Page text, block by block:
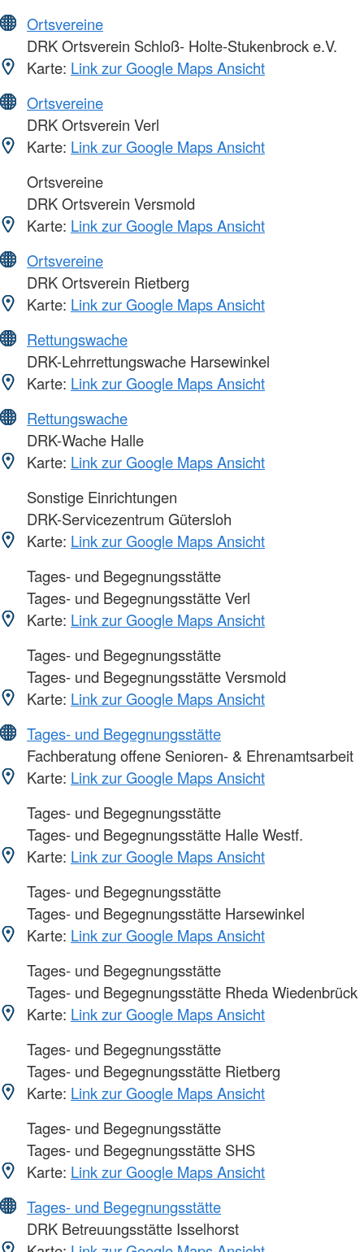
Ortsvereine
DRK Ortsverein Schloß- Holte-Stukenbrock e.V.
Karte: Link zur Google Maps Ansicht
Ortsvereine
DRK Ortsverein Verl
Karte: Link zur Google Maps Ansicht
Ortsvereine
DRK Ortsverein Versmold
Karte: Link zur Google Maps Ansicht
Ortsvereine
DRK Ortsverein Rietberg
Karte: Link zur Google Maps Ansicht
Rettungswache
DRK-Lehrrettungswache Harsewinkel
Karte: Link zur Google Maps Ansicht
Rettungswache
DRK-Wache Halle
Karte: Link zur Google Maps Ansicht
Sonstige Einrichtungen
DRK-Servicezentrum Gütersloh
Karte: Link zur Google Maps Ansicht
Tages- und Begegnungsstätte
Tages- und Begegnungsstätte Verl
Karte: Link zur Google Maps Ansicht
Tages- und Begegnungsstätte
Tages- und Begegnungsstätte Versmold
Karte: Link zur Google Maps Ansicht
Tages- und Begegnungsstätte
Fachberatung offene Senioren- & Ehrenamtsarbeit
Karte: Link zur Google Maps Ansicht
Tages- und Begegnungsstätte
Tages- und Begegnungsstätte Halle Westf.
Karte: Link zur Google Maps Ansicht
Tages- und Begegnungsstätte
Tages- und Begegnungsstätte Harsewinkel
Karte: Link zur Google Maps Ansicht
Tages- und Begegnungsstätte
Tages- und Begegnungsstätte Rheda Wiedenbrück
Karte: Link zur Google Maps Ansicht
Tages- und Begegnungsstätte
Tages- und Begegnungsstätte Rietberg
Karte: Link zur Google Maps Ansicht
Tages- und Begegnungsstätte
Tages- und Begegnungsstätte SHS
Karte: Link zur Google Maps Ansicht
Tages- und Begegnungsstätte
DRK Betreuungsstätte Isselhorst